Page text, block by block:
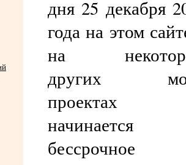
дня 25 декабря
года на этом
на
других
проектах
начинается
бессрочное